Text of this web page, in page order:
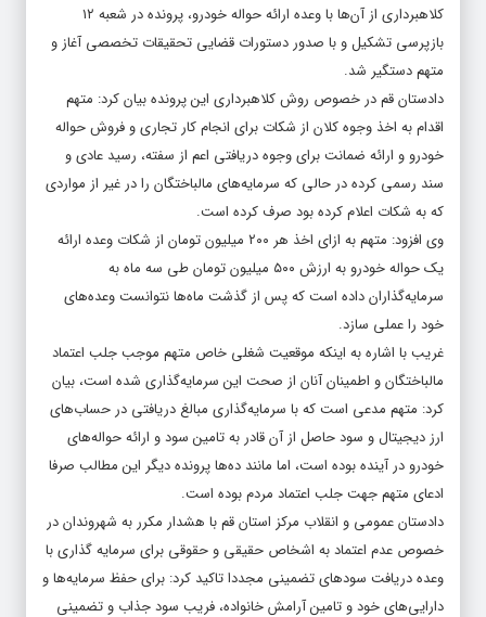
کلاهبرداری از آن‌ها با وعده ارائه حواله خودرو، پرونده در شعبه ۱۲
بازپرسی تشکیل و با صدور دستورات قضایی تحقیقات تخصصی آغاز و
متهم دستگیر شد.
دادستان قم در خصوص روش کلاهبرداری این پرونده بیان کرد: متهم
اقدام به اخذ وجوه کلان از شکات برای انجام کار تجاری و فروش حواله
خودرو و ارائه ضمانت برای وجوه دریافتی اعم از سفته، رسید عادی و
سند رسمی کرده در حالی که سرمایه‌های مالباختگان را در غیر از مواردی
که به شکات اعلام کرده بود صرف کرده است.
وی افزود: متهم به ازای اخذ هر ۲۰۰ میلیون تومان از شکات وعده ارائه
یک حواله خودرو به ارزش ۵۰۰ میلیون تومان طی سه ماه به
سرمایه‌گذاران داده است که پس از گذشت ماه‌ها نتوانست وعده‌های
خود را عملی سازد.
غریب با اشاره به اینکه موقعیت شغلی خاص متهم موجب جلب اعتماد
مالباختگان و اطمینان آنان از صحت این سرمایه‌گذاری شده است، بیان
کرد: متهم مدعی است که با سرمایه‌گذاری مبالغ دریافتی در حساب‌های
ارز دیجیتال و سود حاصل از آن قادر به تامین سود و ارائه حواله‌های
خودرو در آینده بوده است، اما مانند ده‌ها پرونده دیگر این مطالب صرفا
ادعای متهم جهت جلب اعتماد مردم بوده است.
دادستان عمومی و انقلاب مرکز استان قم با هشدار مکرر به شهروندان در
خصوص عدم اعتماد به اشخاص حقیقی و حقوقی برای سرمایه گذاری با
وعده دریافت سودهای تضمینی مجددا تاکید کرد: برای حفظ سرمایه‌ها و
دارایی‌های خود و تامین آرامش خانواده، فریب سود جذاب و تضمینی